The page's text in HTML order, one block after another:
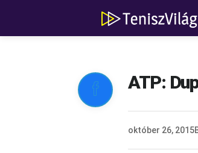
 ATP:
október 26, 2015